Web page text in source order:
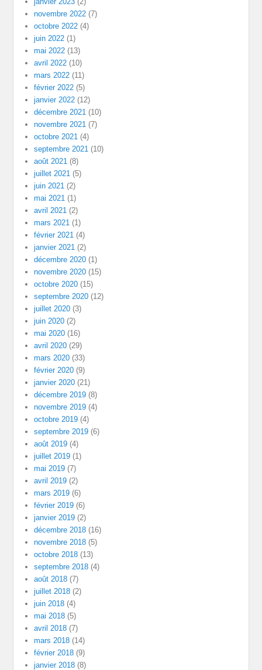
novembre 2022 (7)
octobre 2022 (4)
juin 2022 (1)
mai 2022 (13)
avril 2022 (10)
mars 2022 (11)
février 2022 (5)
janvier 2022 (12)
décembre 2021 (10)
novembre 2021 (7)
octobre 2021 (4)
septembre 2021 (10)
août 2021 (8)
juillet 2021 (5)
juin 2021 (2)
mai 2021 (1)
avril 2021 (2)
mars 2021 (1)
février 2021 (4)
janvier 2021 (2)
décembre 2020 (1)
novembre 2020 (15)
octobre 2020 (15)
septembre 2020 (12)
juillet 2020 (3)
juin 2020 (2)
mai 2020 (16)
avril 2020 (29)
mars 2020 (33)
février 2020 (9)
janvier 2020 (21)
décembre 2019 (8)
novembre 2019 (4)
octobre 2019 (4)
septembre 2019 (6)
août 2019 (4)
juillet 2019 (1)
mai 2019 (7)
avril 2019 (2)
mars 2019 (6)
février 2019 (6)
janvier 2019 (2)
décembre 2018 (16)
novembre 2018 (5)
octobre 2018 (13)
septembre 2018 (4)
août 2018 (7)
juillet 2018 (2)
juin 2018 (4)
mai 2018 (5)
avril 2018 (7)
mars 2018 (14)
février 2018 (9)
janvier 2018 (8)